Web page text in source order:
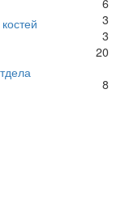
3
3
20
8